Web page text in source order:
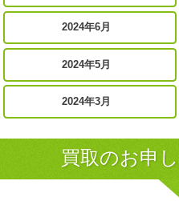
2024年6月
2024年5月
2024年3月
買取のお申